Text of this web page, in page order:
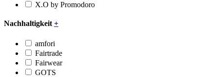
X.O by Promodoro
Nachhaltigkeit +
amfori
Fairtrade
Fairwear
GOTS